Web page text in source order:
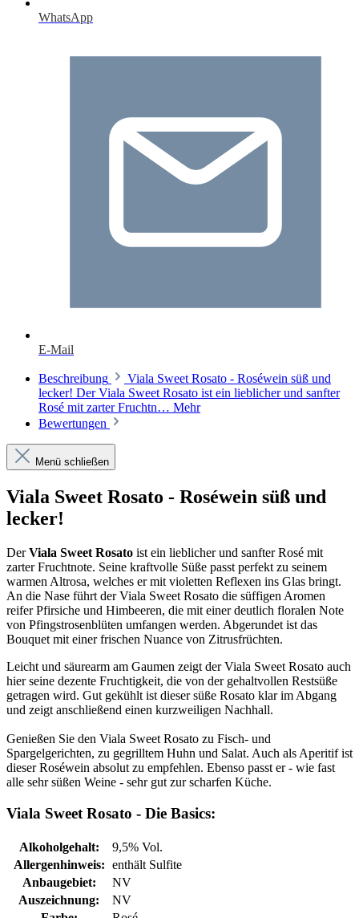
WhatsApp
E-Mail
Beschreibung
Viala Sweet Rosato - Roséwein süß und
lecker! Der Viala Sweet Rosato ist ein lieblicher und sanfter
Rosé mit zarter Fruchtn… Mehr
Bewertungen
Menü schließen
Viala Sweet Rosato - Roséwein süß und
lecker!
DerViala Sweet Rosato ist ein lieblicher und sanfter Rosé mit
zarter Fruchtnote. Seine kraftvolle Süße passt perfekt zu seinem
warmen Altrosa, welches er mit violetten Reflexen ins Glas bringt.
An die Nase führt der Viala Sweet Rosato die süffigen Aromen
reifer Pfirsiche und Himbeeren, die mit einer deutlich floralen Note
von Pfingstrosenblüten umfangen werden. Abgerundet ist das
Bouquet mit einer frischen Nuance von Zitrusfrüchten.
Leicht und säurearm am Gaumen zeigt der Viala Sweet Rosato auch
hier seine dezente Fruchtigkeit, die von der gehaltvollen Restsüße
getragen wird. Gut gekühlt ist dieser süße Rosato klar im Abgang
und zeigt anschließend einen kurzweiligen Nachhall.
Genießen Sie den Viala Sweet Rosato zu Fisch- und
Spargelgerichten, zu gegrilltem Huhn und Salat. Auch als Aperitif ist
dieser Roséwein absolut zu empfehlen. Ebenso passt er - wie fast
alle sehr süßen Weine - sehr gut zur scharfen Küche.
Viala Sweet Rosato - Die Basics:
Alkoholgehalt:
9,5% Vol.
Allergenhinweis: enthält Sulfite
Anbaugebiet:
NV
Auszeichnung:
NV